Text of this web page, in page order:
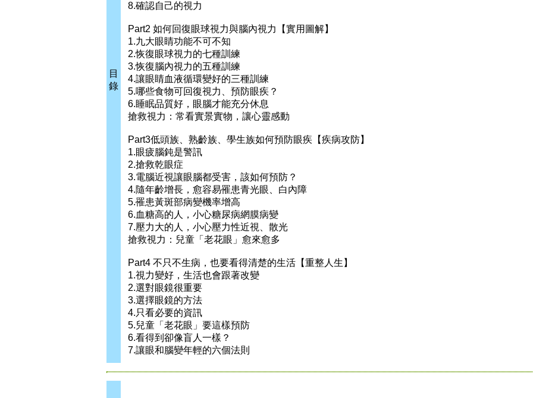
目
錄
8.確認自己的視力
Part2 如何回復眼球視力與腦內視力【實用圖解】
1.九大眼睛功能不可不知
2.恢復眼球視力的七種訓練
3.恢復腦內視力的五種訓練
4.讓眼睛血液循環變好的三種訓練
5.哪些食物可回復視力、預防眼疾？
6.睡眠品質好，眼腦才能充分休息
搶救視力：常看實景實物，讓心靈感動
Part3低頭族、熟齡族、學生族如何預防眼疾【疾病攻防】
1.眼疲腦鈍是警訊
2.搶救乾眼症
3.電腦近視讓眼腦都受害，該如何預防？
4.隨年齡增長，愈容易罹患青光眼、白內障
5.罹患黃斑部病變機率增高
6.血糖高的人，小心糖尿病網膜病變
7.壓力大的人，小心壓力性近視、散光
搶救視力：兒童「老花眼」愈來愈多
Part4 不只不生病，也要看得清楚的生活【重整人生】
1.視力變好，生活也會跟著改變
2.選對眼鏡很重要
3.選擇眼鏡的方法
4.只看必要的資訊
5.兒童「老花眼」要這樣預防
6.看得到卻像盲人一樣？
7.讓眼和腦變年輕的六個法則